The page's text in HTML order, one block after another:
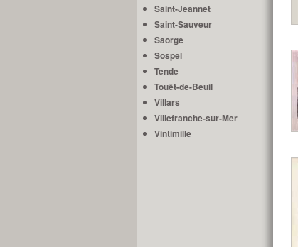
Saint-Jeannet
Saint-Sauveur
Saorge
Sospel
Tende
Touët-de-Beuil
Villars
Villefranche-sur-Mer
Vintimille